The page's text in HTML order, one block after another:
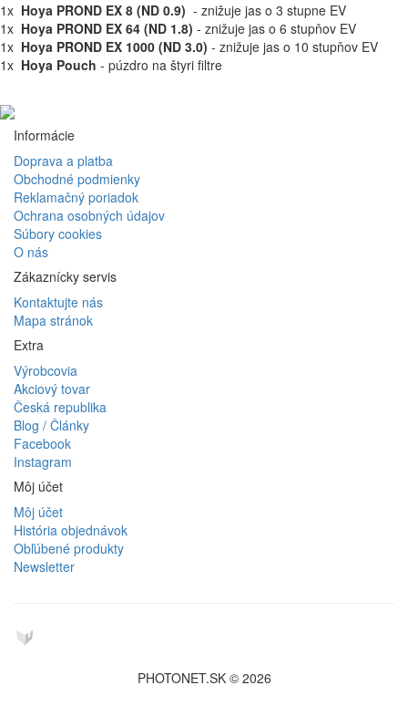
1x Hoya PROND EX 8 (ND 0.9) - znižuje jas o 3 stupne EV
1x Hoya PROND EX 64 (ND 1.8) - znižuje jas o 6 stupňov EV
1x Hoya PROND EX 1000 (ND 3.0) - znižuje jas o 10 stupňov EV
1x Hoya Pouch - púzdro na štyri filtre
Informácie
Doprava a platba
Obchodné podmienky
Reklamačný poriadok
Ochrana osobných údajov
Súbory cookies
O nás
Zákaznícky servis
Kontaktujte nás
Mapa stránok
Extra
Výrobcovia
Akciový tovar
Česká republika
Blog / Články
Facebook
Instagram
Môj účet
Môj účet
História objednávok
Obľúbené produkty
Newsletter
PHOTONET.SK © 2026